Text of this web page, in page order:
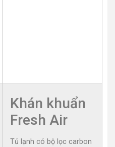
Khán khuẩn
Fresh Air
Tủ lạnh có bộ lọc carbon